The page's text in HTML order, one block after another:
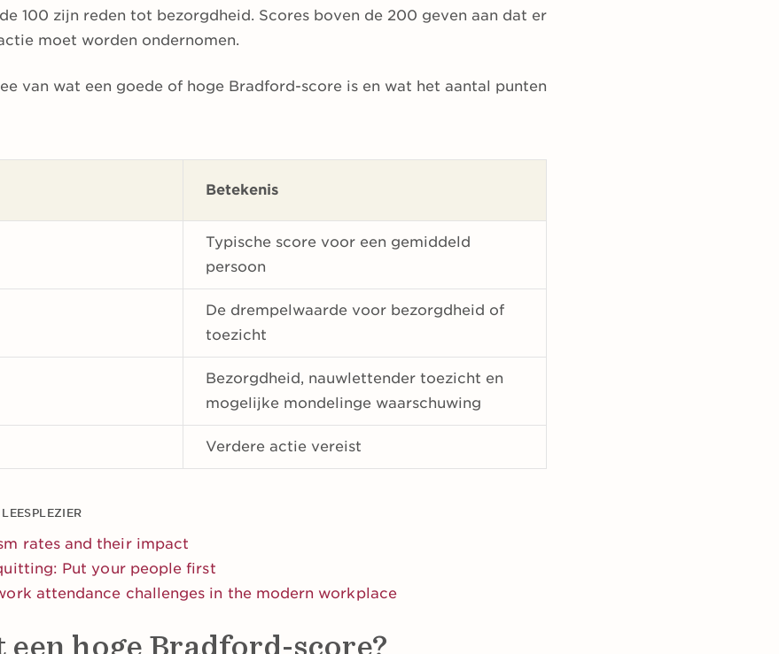
100 zijn reden tot bezorgdheid. Scores boven de 200 geven aan dat er
moet worden ondernomen.
van wat een goede of hoge Bradford-score is en wat het aantal punten
Betekenis
Typische score voor een gemiddeld
persoon
De drempelwaarde voor bezorgdheid of
toezicht
Bezorgdheid, nauwlettender toezicht en
mogelijke mondelinge waarschuwing
Verdere actie vereist
rates and their impact
Put your people first
attendance challenges in the modern workplace
hoge Bradford-score?